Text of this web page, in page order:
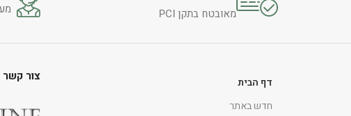
מאובטח בתקן PCI
דף הבית
חדש באתר
צור קשר